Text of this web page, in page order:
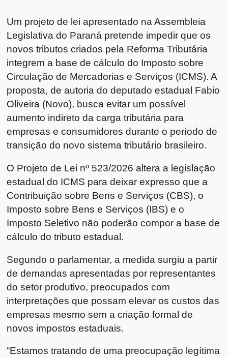
Um projeto de lei apresentado na Assembleia
Legislativa do Paraná pretende impedir que os
novos tributos criados pela Reforma Tributária
integrem a base de cálculo do Imposto sobre
Circulação de Mercadorias e Serviços (ICMS). A
proposta, de autoria do deputado estadual Fabio
Oliveira (Novo), busca evitar um possível
aumento indireto da carga tributária para
empresas e consumidores durante o período de
transição do novo sistema tributário brasileiro.
O Projeto de Lei nº 523/2026 altera a legislação
estadual do ICMS para deixar expresso que a
Contribuição sobre Bens e Serviços (CBS), o
Imposto sobre Bens e Serviços (IBS) e o
Imposto Seletivo não poderão compor a base de
cálculo do tributo estadual.
Segundo o parlamentar, a medida surgiu a partir
de demandas apresentadas por representantes
do setor produtivo, preocupados com
interpretações que possam elevar os custos das
empresas mesmo sem a criação formal de
novos impostos estaduais.
“Estamos tratando de uma preocupação legítima